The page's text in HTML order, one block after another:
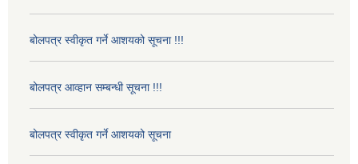
बोलपत्र स्वीकृत गर्ने आशयको सूचना !!!
बोलपत्र आव्हान सम्बन्धी सूचना !!!
बोलपत्र स्वीकृत गर्ने आशयको सूचना